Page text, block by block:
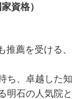
資格）
推薦を受ける、
ち、卓越した知
明石の人気院と